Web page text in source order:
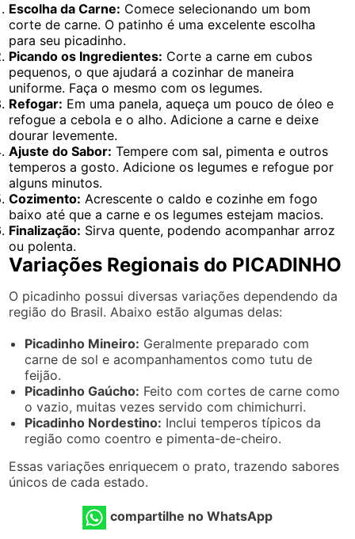
Escolha da Carne: Comece selecionando um bom
corte de carne. O patinho é uma excelente escolha
para seu picadinho.
Picando os Ingredientes: Corte a carne em cubos
pequenos, o que ajudará a cozinhar de maneira
uniforme. Faça o mesmo com os legumes.
Refogar: Em uma panela, aqueça um pouco de óleo e
refogue a cebola e o alho. Adicione a carne e deixe
dourar levemente.
Ajuste do Sabor: Tempere com sal, pimenta e outros
temperos a gosto. Adicione os legumes e refogue por
alguns minutos.
Cozimento: Acrescente o caldo e cozinhe em fogo
baixo até que a carne e os legumes estejam macios.
Finalização: Sirva quente, podendo acompanhar arroz
ou polenta.
Variações Regionais do PICADINHO
O picadinho possui diversas variações dependendo da
região do Brasil. Abaixo estão algumas delas:
Picadinho Mineiro: Geralmente preparado com
carne de sol e acompanhamentos como tutu de
feijão.
Picadinho Gaúcho: Feito com cortes de carne como
o vazio, muitas vezes servido com chimichurri.
Picadinho Nordestino: Inclui temperos típicos da
região como coentro e pimenta-de-cheiro.
Essas variações enriquecem o prato, trazendo sabores
únicos de cada estado.
compartilhe no WhatsApp